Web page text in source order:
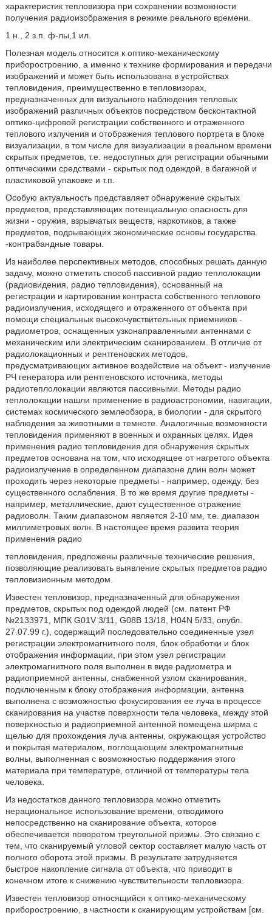
характеристик тепловизора при сохранении возможности
получения радиоизображения в режиме реального времени.
1 н., 2 з.п. ф-лы,1 ил.
Полезная модель относится к оптико-механическому
приборостроению, а именно к технике формирования и передачи
изображений и может быть использована в устройствах
тепловидения, преимущественно в тепловизорах,
предназначенных для визуального наблюдения тепловых
изображений различных объектов посредством бесконтактной
оптико-цифровой регистрации собственного и отраженного
теплового излучения и отображения теплового портрета в блоке
визуализации, в том числе для визуализации в реальном времени
скрытых предметов, т.е. недоступных для регистрации обычными
оптическими средствами - скрытых под одеждой, в багажной и
пластиковой упаковке и т.п.
Особую актуальность представляет обнаружение скрытых
предметов, представляющих потенциальную опасность для
жизни - оружия, взрывчатых веществ, наркотиков, а также
предметов, подрывающих экономические основы государства
-контрабандные товары.
Из наиболее перспективных методов, способных решать данную
задачу, можно отметить способ пассивной радио теплолокации
(радиовидения, радио тепловидения), основанный на
регистрации и картировании контраста собственного теплового
радиоизлучения, исходящего и отраженного от объекта при
помощи специальных высокочувствительных приемников -
радиометров, оснащенных узконаправленными антеннами с
механическим или электрическим сканированием. В отличие от
радиолокационных и рентгеновских методов,
предусматривающих активное воздействие на объект - излучение
РЧ генератора или рентгеновского источника, методы
радиотеплолокации являются пассивными. Методы радио
теплолокации нашли применение в радиоастрономии, навигации,
системах космического землеобзора, в биологии - для скрытого
наблюдения за животными в темноте. Аналогичные возможности
тепловидения применяют в военных и охранных целях. Идея
применения радио тепловидения для обнаружения скрытых
предметов основана на том, что исходящее от нагретого объекта
радиоизлучение в определенном диапазоне длин волн может
проходить через некоторые предметы - например, одежду, без
существенного ослабления. В то же время другие предметы -
например, металлические, дают существенное отражение
радиоволн. Таким диапазоном является 2-10 мм, т.е. диапазон
миллиметровых волн. В настоящее время развита теория
применения радио
тепловидения, предложены различные технические решения,
позволяющие реализовать выявление скрытых предметов радио
тепловизионным методом.
Известен тепловизор, предназначенный для обнаружения
предметов, скрытых под одеждой людей (см. патент РФ
№2133971, МПК G01V 3/11, G08B 13/18, H04N 5/33, опубл.
27.07.99 г.), содержащий последовательно соединенные узел
регистрации электромагнитного поля, блок обработки и блок
отображения информации, при этом узел регистрации
электромагнитного поля выполнен в виде радиометра и
радиоприемной антенны, снабженной узлом сканирования,
подключенным к блоку отображения информации, антенна
выполнена с возможностью фокусирования ее луча в процессе
сканирования на участке поверхности тела человека, между этой
поверхностью и радиоприемной антенной помещена ширма с
щелью для прохождения луча антенны, окружающая устройство
и покрытая материалом, поглощающим электромагнитные
волны, выполненная с возможностью поддержания этого
материала при температуре, отличной от температуры тела
человека.
Из недостатков данного тепловизора можно отметить
нерациональное использование времени, отводимого
непосредственно на сканирование объекта, которое
обеспечивается поворотом треугольной призмы. Это связано с
тем, что сканируемый угловой сектор составляет малую часть от
полного оборота этой призмы. В результате затрудняется
быстрое накопление сигнала от объекта, что приводит в
конечном итоге к снижению чувствительности тепловизора.
Известен тепловизор относящийся к оптико-механическому
приборостроению, в частности к сканирующим устройствам [см.